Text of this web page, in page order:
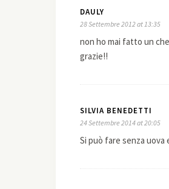
DAULY
28 Settembre 2012 at 13:35
non ho mai fatto un
grazie!!
SILVIA BENEDETTI
24 Settembre 2014 at 20:05
Si può fare senza uova